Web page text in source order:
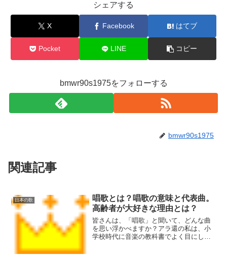
シェアする
X Facebook はてブ
Pocket LINE コピー
bmwr90s1975をフォローする
bmwr90s1975
関連記事
日本の歌
唱歌とは？唱歌の意味と代表曲。
高齢者が大好きな理由とは？
皆さんは、「唱歌」と聞いて、どんな曲
を思い浮かべますか？アラ還の私は、小
学校時代に音楽の教科書でよく目にしま